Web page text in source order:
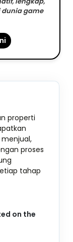
game
properti
proses
tahap
on the